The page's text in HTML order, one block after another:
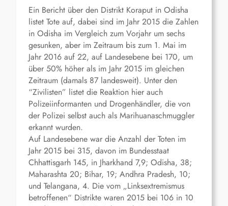
Ein Bericht über den Distrikt Koraput in Odisha
listet Tote auf, dabei sind im Jahr 2015 die Zahlen
in Odisha im Vergleich zum Vorjahr um sechs
gesunken, aber im Zeitraum bis zum 1. Mai im
Jahr 2016 auf 22, auf Landesebene bei 170, um
über 50% höher als im Jahr 2015 im gleichen
Zeitraum (damals 87 landesweit). Unter den
“Zivilisten” listet die Reaktion hier auch
Polizeiinformanten und Drogenhändler, die von
der Polizei selbst auch als Marihuanaschmuggler
erkannt wurden.
Auf Landesebene war die Anzahl der Toten im
Jahr 2015 bei 315, davon im Bundesstaat
Chhattisgarh 145, in Jharkhand 7,9; Odisha, 38;
Maharashta 20; Bihar, 19; Andhra Pradesh, 10;
und Telangana, 4. Die vom „Linksextremismus
betroffenen“ Distrikte waren 2015 bei 106 in 10